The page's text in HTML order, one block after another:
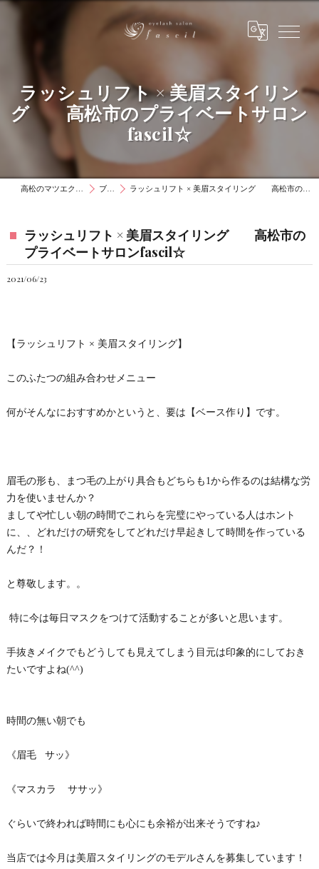
ラッシュリフト × 美眉スタイリン
グ 高松市のプライベートサロン
fascil☆
ブログ ラッシュリフト × 美眉スタイリング 高松市のプライベートサロンfascil☆
ラッシュリフト × 美眉スタイリング 高松市の
プライベートサロンfascil☆
2021/06/23
【ラッシュリフト × 美眉スタイリング】
このふたつの組み合わせメニュー
何がそんなにおすすめかというと、要は【ベース作り】です。
眉毛の形も、まつ毛の上がり具合もどちらも1から作るのは結構な労
力を使いませんか？
ましてや忙しい朝の時間でこれらを完璧にやっている人はホント
に、、どれだけの研究をしてどれだけ早起きして時間を作っている
んだ？！
と尊敬します。。
特に今は毎日マスクをつけて活動することが多いと思います。
手抜きメイクでもどうしても見えてしまう目元は印象的にしておき
たいですよね(^^)
時間の無い朝でも
《眉毛 サッ》
《マスカラ ササッ》
ぐらいで終われば時間にも心にも余裕が出来そうですね♪
当店では今月は美眉スタイリングのモデルさんを募集しています！